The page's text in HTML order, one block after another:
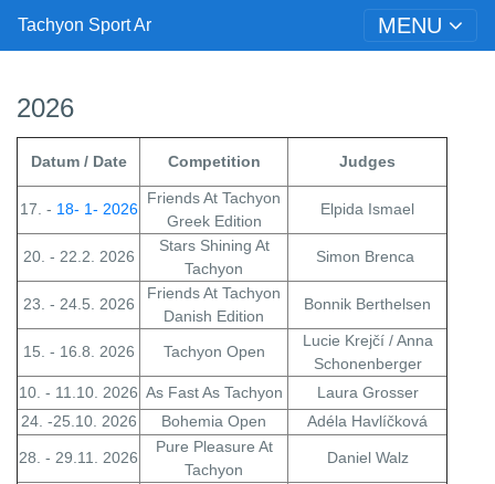
Tachyon Sport Ar MENU
2026
Datum / Date Competition Judges
17. - 18- 1- 2026
Friends At Tachyon
Greek Edition
Elpida Ismael
20. - 22.2. 2026
Stars Shining At
Tachyon
Simon Brenca
23. - 24.5. 2026
Friends At Tachyon
Danish Edition
Bonnik Berthelsen
15. - 16.8. 2026 Tachyon Open
Lucie Krejčí / Anna
Schonenberger
10. - 11.10. 2026 As Fast As Tachyon
Laura Grosser
24. -25.10. 2026
Bohemia Open Adéla Havlíčková
28. - 29.11. 2026
Pure Pleasure At
Tachyon
Daniel Walz